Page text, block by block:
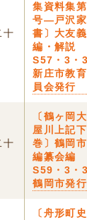
十
集資料集
号―戸沢
書〕大友
編・解説
S57・3
新庄市教
員会発行
十
〔鶴ヶ岡
屋川上記下
巻〕鶴岡
編纂会編
S59・3
鶴岡市発行
〔舟形町